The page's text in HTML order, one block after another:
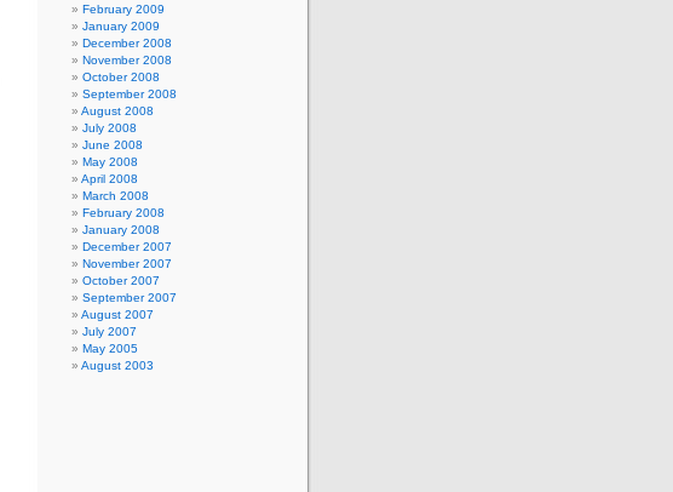
February 2009
January 2009
December 2008
November 2008
October 2008
September 2008
August 2008
July 2008
June 2008
May 2008
April 2008
March 2008
February 2008
January 2008
December 2007
November 2007
October 2007
September 2007
August 2007
July 2007
May 2005
August 2003